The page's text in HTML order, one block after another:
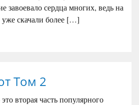
завоевало сердца многих, ведь на
уже скачали более […]
Том 2
вторая часть популярного